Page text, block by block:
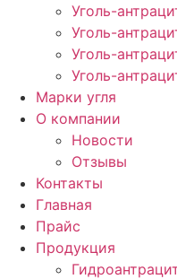
Уголь-
Уголь-
Уголь-
Уголь-
Марки угля
О компании
Новости
Отзывы
Контакты
Главная
Прайс
Продукция